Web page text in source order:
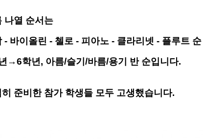
나열 순서는
- 바이올린 - 첼로 - 피아노 - 클라리넷 - 플루트 순
→6학년, 아름/슬기/바름/용기 반 순입니다.
히 준비한 참가 학생들 모두 고생했습니다.